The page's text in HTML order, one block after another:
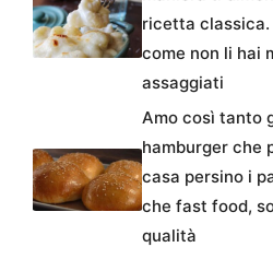
ricetta classica.
come non li hai
assaggiati
Amo così tanto
hamburger che
casa persino i
che fast food,
qualità